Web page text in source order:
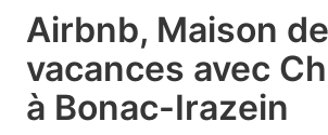
Airbnb, Maison de
vacances avec
à Bonac-Irazein